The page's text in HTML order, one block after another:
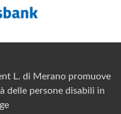
L. di Merano promuove
delle persone disabili in